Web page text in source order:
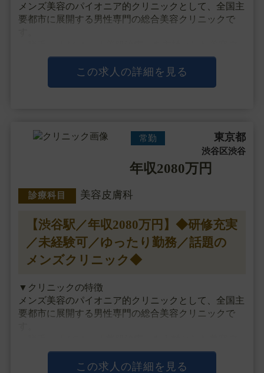
メンズ美容のパイオニア的クリニックとして、全国主
要都市に展開する男性専門の総合美容クリニックで
膚科メニューを中心に診療を行っていますが、
最近では一部の院で注入治療や目元整形、男性器治療
など外科メニューも手掛け、
この求人の詳細を見る
常勤 東京都
渋谷区渋谷
年収2080万円
診療科目 美容皮膚科
【渋谷駅／年収2080万円】◆研修充実
／未経験可／ゆったり勤務／話題の
メンズクリニック◆
▼クリニックの特徴
メンズ美容のパイオニア的クリニックとして、全国主
要都市に展開する男性専門の総合美容クリニックで
膚科メニューを中心に診療を行っていますが、
最近では一部の院で注入治療や目元整形、男性器治療
この求人の詳細を見る